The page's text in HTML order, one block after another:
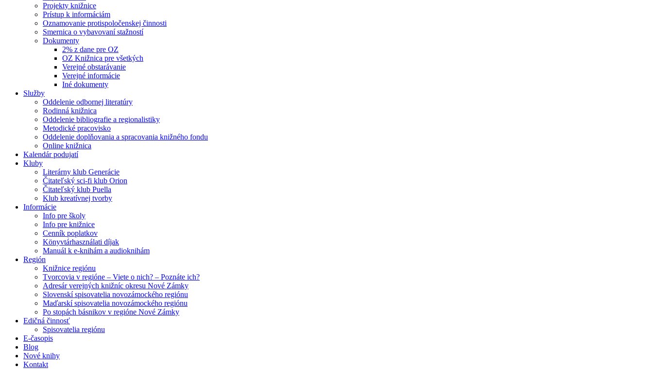
Projekty knižnice
Prístup k informáciám
Oznamovanie protispoločenskej činnosti
Smernica o vybavovaní stažností
Dokumenty
2% z dane pre OZ
OZ Knižnica pre všetkých
Verejné obstarávanie
Verejné informácie
Iné dokumenty
Služby
Oddelenie odbornej literatúry
Rodinná knižnica
Oddelenie bibliografie a regionalistiky
Metodické pracovisko
Oddelenie doplňovania a spracovania knižného fondu
Online knižnica
Kalendár podujatí
Kluby
Literárny klub Generácie
Čitateľský sci-fi klub Orion
Čitateľský klub Puella
Klub kreatívnej tvorby
Informácie
Info pre školy
Info pre knižnice
Cenník poplatkov
Könyvtárhasználati díjak
Manuál k e-knihám a audioknihám
Región
Knižnice regiónu
Tvorcovia v regióne – Viete o nich? – Poznáte ich?
Adresár verejných knižníc okresu Nové Zámky
Slovenskí spisovatelia novozámockého regiónu
Maďarskí spisovatelia novozámockého regiónu
Po stopách básnikov v regióne Nové Zámky
Edičná činnosť
Spisovatelia regiónu
E-časopis
Blog
Nové knihy
Kontakt